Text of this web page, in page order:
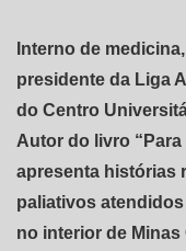
Interno de
presidente da Liga
do Centro
Autor do livro
apresenta histórias
paliativos
no interior de